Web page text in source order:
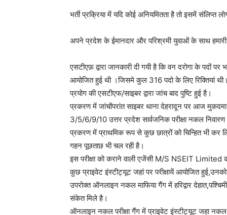
भर्ती प्रक्रिया में यदि कोई अनियमितता है तो इसमें संलिप्त
अपने प्रदेश के ईमानदार और परिश्रमी युवाओं के साथ हमारी
एसटीएफ़ द्वारा जानकारी दी गयी है कि वन दरोगा के पदों
आयोजित हुई थी ।जिसमे कुल 316 पदो के लिए रिक्तियां
प्रयोग की एसटीएफ/साइबर द्वारा जांच बाद पुष्टि हुई है।
प्रकरण में जांचोंपरांत साइबर थाना देहरादून पर आज
3/5/6/9/10 उत्तर प्रदेश सार्वजनिक परीक्षा नकल
प्रकरण में प्राथमिक रूप से कुछ छात्रों को चिन्हित भी कर
गहन पूछताछ भी चल रही है।
इस परीक्षा को कराने वाली एजेंसी M/S NSEIT Limited
कुछ प्राइवेट इंस्टीट्यूट जहां पर परीक्षायें आयोजित हुई,उनको
उपरोक्त ऑनलाइन नकल माफिया गैंग में हरिद्वार
संकेत मिले है।
ऑनलाइन नकल परीक्षा गैंग में प्राइवेट इंस्टीट्यूट जहा